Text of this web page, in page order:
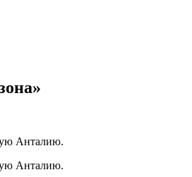
Анталию.
Анталию.